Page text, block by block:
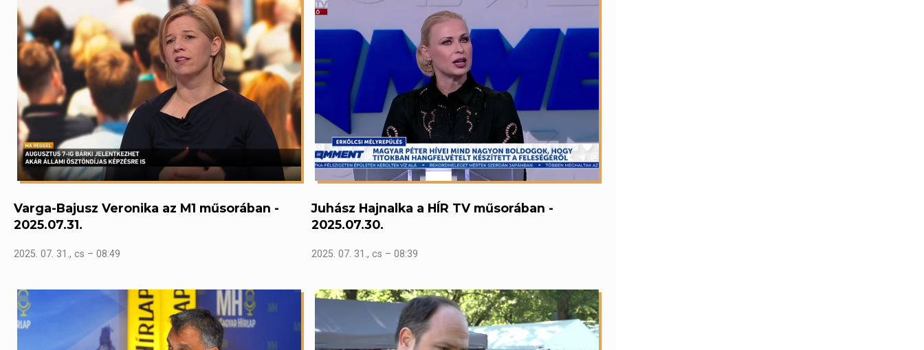
Varga-Bajusz Veronika az M1 műsorában -
2025.07.31.
2025. 07. 31., cs – 08:49
Juhász Hajnalka a HÍR TV műsorában -
2025.07.30.
2025. 07. 31., cs – 08:39